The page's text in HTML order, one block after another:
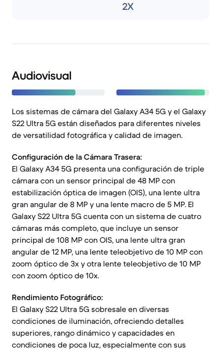
2X
Audiovisual
Los sistemas de cámara del Galaxy A34 5G y el Galaxy
S22 Ultra 5G están diseñados para diferentes niveles
de versatilidad fotográfica y calidad de imagen.
Configuración de la Cámara Trasera:
El Galaxy A34 5G presenta una configuración de triple
cámara con un sensor principal de 48 MP con
estabilización óptica de imagen (OIS), una lente ultra
gran angular de 8 MP y una lente macro de 5 MP. El
Galaxy S22 Ultra 5G cuenta con un sistema de cuatro
cámaras más completo, que incluye un sensor
principal de 108 MP con OIS, una lente ultra gran
angular de 12 MP, una lente teleobjetivo de 10 MP con
zoom óptico de 3x y otra lente teleobjetivo de 10 MP
con zoom óptico de 10x.
Rendimiento Fotográfico:
El Galaxy S22 Ultra 5G sobresale en diversas
condiciones de iluminación, ofreciendo detalles
superiores, rango dinámico y capacidades en
condiciones de poca luz, especialmente con sus